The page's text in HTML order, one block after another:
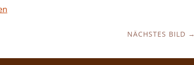
NÄCHSTES BILD →